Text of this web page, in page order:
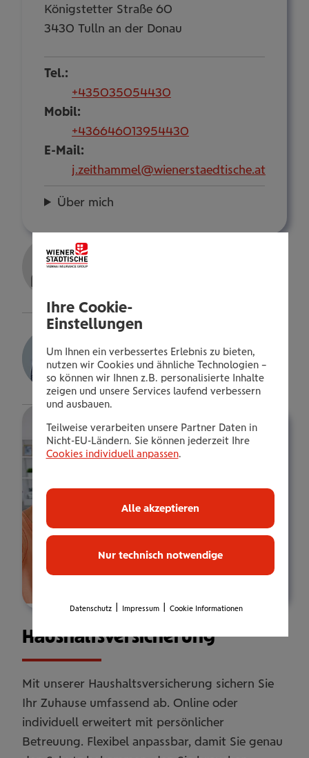
Königstetter Straße 60
3430 Tulln an der Donau
Tel.:
+435035054430
Mobil:
+436646013954430
E-Mail:
j.zeithammel@wienerstaedtische.at
Über mich
Kundenberaterin
Manuel Sedlmayer
Kundenberater
Details
Haus­halts­ver­si­che­rung
Mit unserer Haushaltsversicherung sichern Sie
Ihr Zuhause umfassend ab. Online oder
individuell erweitert mit persönlicher
Betreuung. Flexibel anpassbar, damit Sie genau
Ihre Cookie-
Einstellungen
Um Ihnen ein verbessertes Erlebnis zu bieten,
nutzen wir Cookies und ähnliche Technologien –
so können wir Ihnen z.B. personalisierte Inhalte
zeigen und unsere Services laufend verbessern
und ausbauen.
Teilweise verarbeiten unsere Partner Daten in
Nicht-EU-Ländern. Sie können jederzeit Ihre
Cookies individuell anpassen.
Nur technisch notwendige
Alle akzeptieren
Datenschutz Impressum Cookie Informationen